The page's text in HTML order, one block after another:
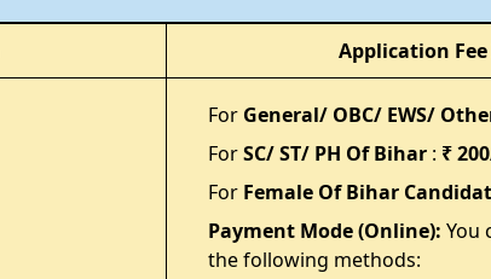
Application
For General/ OBC/ EWS/
ForSC/ ST/ PH Of Bihar : ₹
For Female Of Bihar
Payment Mode (Online): You
the following methods: